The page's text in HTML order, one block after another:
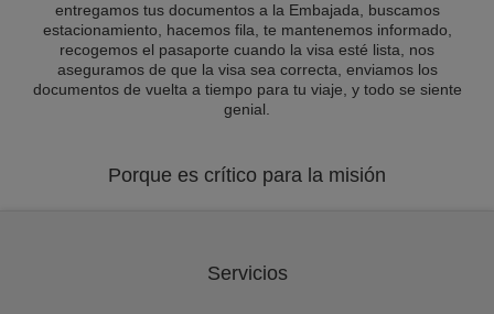
entregamos tus documentos a la Embajada, buscamos
estacionamiento, hacemos fila, te mantenemos informado,
recogemos el pasaporte cuando la visa esté lista, nos
aseguramos de que la visa sea correcta, enviamos los
documentos de vuelta a tiempo para tu viaje, y todo se siente
genial.
Porque es crítico para la misión
Servicios